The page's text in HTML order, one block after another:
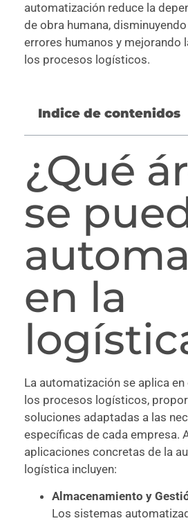
automatización reduce la
de obra humana,
errores humanos y mejorando
los procesos logísticos.
Indice de contenidos
¿Qué
se
en la
La automatización se aplica
los procesos logísticos,
soluciones adaptadas a las
específicas de cada empresa.
aplicaciones concretas de la
logística incluyen:
Almacenamiento y
Los sistemas